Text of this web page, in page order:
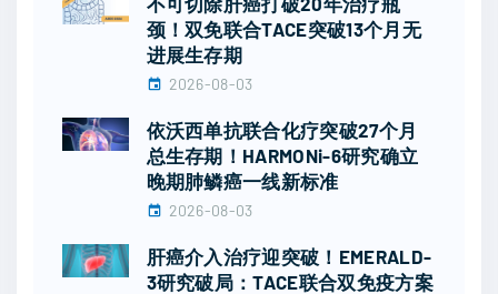
颈！双免联合TACE突破13个月无
进展生存期
2026-08-03
依沃西单抗联合化疗突破27个月
总生存期！HARMONi-6研究确立
晚期肺鳞癌一线新标准
2026-08-03
肝癌介入治疗迎突破！EMERALD-
3研究破局：TACE联合双免疫方案